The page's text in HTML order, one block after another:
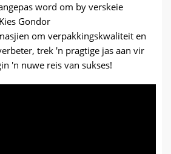
word om by verskeie
Gondor
om verpakkingskwaliteit en
trek 'n pragtige jas aan vir
'n nuwe reis van sukses!